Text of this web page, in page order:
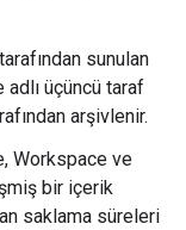
sunulan
üçüncü taraf
arşivlenir.
Workspace ve
bir içerik
saklama süreleri